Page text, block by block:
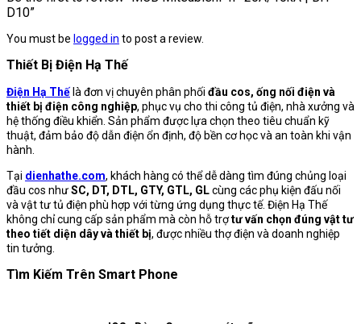
D10”
You must be logged in to post a review.
Thiết Bị Điện Hạ Thế
Điện Hạ Thế là đơn vị chuyên phân phối đầu cos, ống nối điện và
thiết bị điện công nghiệp, phục vụ cho thi công tủ điện, nhà xưởng và
hệ thống điều khiển. Sản phẩm được lựa chọn theo tiêu chuẩn kỹ
thuật, đảm bảo độ dẫn điện ổn định, độ bền cơ học và an toàn khi vận
hành.
Tại dienhathe.com, khách hàng có thể dễ dàng tìm đúng chủng loại
đầu cos nhưSC, DT, DTL, GTY, GTL, GLcùng các phụ kiện đấu nối
và vật tư tủ điện phù hợp với từng ứng dụng thực tế. Điện Hạ Thế
không chỉ cung cấp sản phẩm mà còn hỗ trợtư vấn chọn đúng vật tư
theo tiết diện dây và thiết bị, được nhiều thợ điện và doanh nghiệp
tin tưởng.
Tìm Kiếm Trên Smart Phone